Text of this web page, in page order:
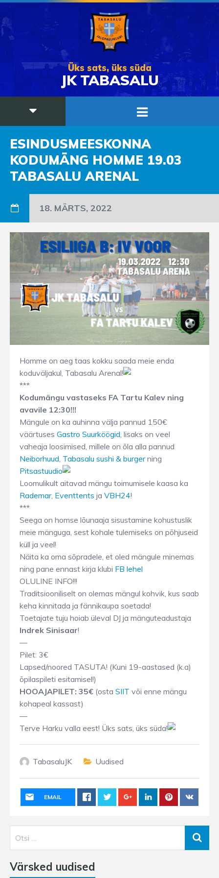
Üks sats, üks süda
JK TABASALU
ESINDUSMEESKONNA
KODUMÄNG HOMME 19.03
TABASALU ARENAL
18. MÄRTS, 2022
Homme on aeg taas kokku saada meie enda
koduväljakul, Tabasalu Arenal!
***
Kodumängu vastaseks FA Tartu Kalev ning
avavile 12:30!!!
Mängule on ka auhinna välja pannud 150€
väärtuses Gastro Suurköögid , lisaks on veel
vaheaja loosimised, millele on õla alla pannud
Neiborhuud Tabasalu sushi & burgerning
Pitsastuudio
Loomulikult aitavad mängu toimumisele kaasa ka
Rademar, Eventtents ja VBH24!
***
Seega on homse lõunaaja sisustamine kohustuslik
meie mänguga, sest kohale tulemiseks on põhjuseid
küll ja veel!
Näita ka oma sõpradele, et oled mängule minemas
ning pane ennast kirja klubi FB lehel
OLULINE INFO!!!
Traditsiooniliselt on olemas mängul kohvik, kus saab
keha kinnitada ja fännikaupa soetada!
Toetajate tuju hoiab üleval DJ ja mänguteadustaja
Indrek Sinisaar!
—
Pilet: 3€
Lapsed/noored TASUTA! (Kuni 19-aastased (k.a)
õpilaspileti esitamisel!)
HOOAJAPILET: 35€ (osta SIIT või enne mängu
kohapeal kassast)
—
Terve Harku valla eest! Üks sats, üks süda!
TabasaluJK Uudised
EMAIL
Värsked uudised